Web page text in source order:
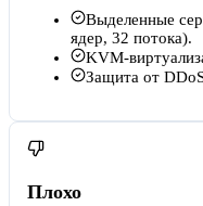
Выделенные
ядер, 32 потока).
KVM-
Защита от
Плохо